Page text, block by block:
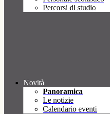
Percorsi di studio
Novità
Panoramica
Le notizie
Calendario eventi